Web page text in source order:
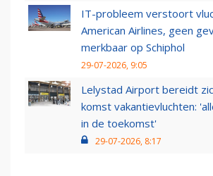
IT-probleem verstoort
American Airlines, geen
merkbaar op Schiphol
29-07-2026, 9:05
Lelystad Airport bereidt
komst vakantievluchten:
in de toekomst'
29-07-2026, 8:17